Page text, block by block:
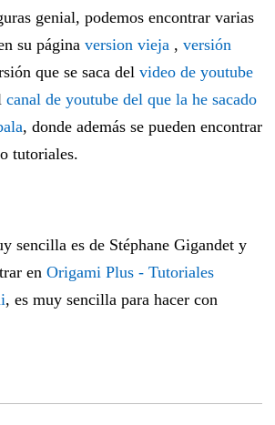
genial, podemos encontrar varias
su página version vieja , versión
que se saca del video de youtube
canal de youtube del que la he sacado
, donde además se pueden encontrar
tutoriales.
sencilla es de Stéphane Gigandet y
en Origami Plus - Tutoriales
, es muy sencilla para hacer con